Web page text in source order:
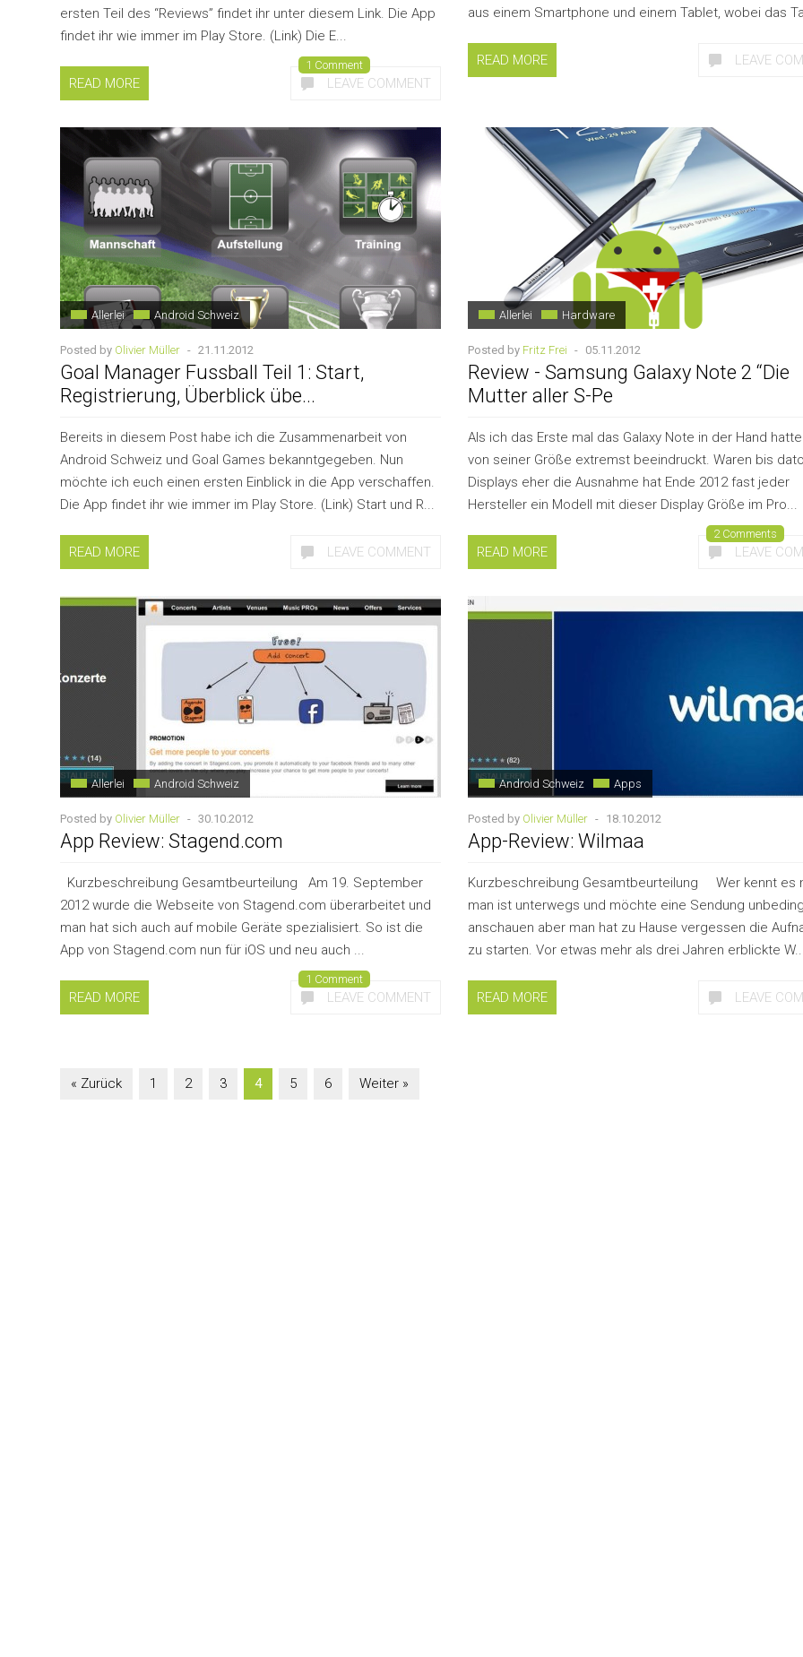
ersten Teil des “Reviews” findet ihr unter diesem Link. Die App
findet ihr wie immer im Play Store. (Link) Die E...
READ MORE
1 Comment
LEAVE COMMENT
aus einem Smartphone und einem Tablet, wobei das
READ MORE LEAVE
Allerlei Android Schweiz
Posted by Olivier Müller - 21.11.2012
Goal Manager Fussball Teil 1: Start,
Registrierung, Überblick übe...
Bereits in diesem Post habe ich die Zusammenarbeit von
Android Schweiz und Goal Games bekanntgegeben. Nun
möchte ich euch einen ersten Einblick in die App verschaffen.
Die App findet ihr wie immer im Play Store. (Link) Start und R...
READ MORE LEAVE COMMENT
Allerlei Hardware
Posted by Fritz Frei - 05.11.2012
Review - Samsung Galaxy Note 2 “Die
Mutter aller S-Pe
Als ich das Erste mal das Galaxy Note in der Hand
von seiner Größe extremst beeindruckt. Waren bis
Displays eher die Ausnahme hat Ende 2012 fast jeder
Hersteller ein Modell mit dieser Display Größe im Pro...
READ MORE
2 Comments
LEAVE
Allerlei Android Schweiz
Posted by Olivier Müller - 30.10.2012
App Review: Stagend.com
Kurzbeschreibung Gesamtbeurteilung Am 19. September
2012 wurde die Webseite von Stagend.com überarbeitet und
man hat sich auch auf mobile Geräte spezialisiert. So ist die
App von Stagend.com nun für iOS und neu auch ...
READ MORE
1 Comment
LEAVE COMMENT
Android Schweiz Apps
Posted by Olivier Müller - 18.10.2012
App-Review: Wilmaa
Kurzbeschreibung Gesamtbeurteilung Wer kennt es
man ist unterwegs und möchte eine Sendung
anschauen aber man hat zu Hause vergessen die
zu starten. Vor etwas mehr als drei Jahren erblickte
READ MORE LEAVE
« Zurück 1 2 3 4 5 6 Weiter »